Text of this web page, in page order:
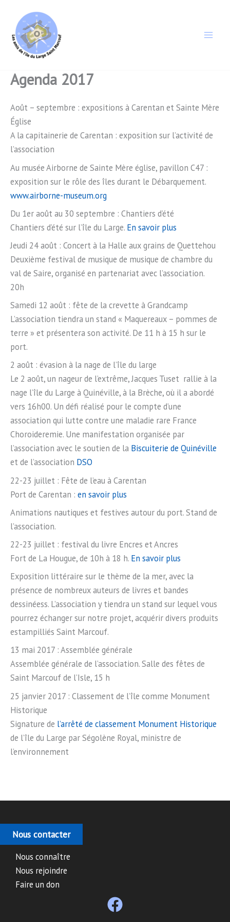
contenu
Agenda 2017
Août – septembre : expositions à Carentan et Sainte Mère
Église
A la capitainerie de Carentan : exposition sur l’activité de
l’association
Au musée Airborne de Sainte Mère église, pavillon C47 :
exposition sur le rôle des îles durant le Débarquement.
www.airborne-museum.org
Du 1er août au 30 septembre : Chantiers d’été
Chantiers d’été sur l’île du Large. En savoir plus
Jeudi 24 août : Concert à la Halle aux grains de Quettehou
Deuxième festival de musique de musique de chambre du
val de Saire, organisé en partenariat avec l’association.
20h
Samedi 12 août : fête de la crevette à Grandcamp
L’association tiendra un stand « Maquereaux – pommes de
terre » et présentera son activité. De 11 h à 15 h sur le
port.
2 août : évasion à la nage de l’île du large
Le 2 août, un nageur de l’extrême, Jacques Tuset rallie à la
nage l’île du Large à Quinéville, à la Brèche, où il a abordé
vers 16h00. Un défi réalisé pour le compte d’une
association qui lutte contre une maladie rare France
Choroideremie. Une manifestation organisée par
l’association avec le soutien de la Biscuiterie de Quinéville
et de l’association DSO
22-23 juillet : Fête de l’eau à Carentan
Port de Carentan : en savoir plus
Animations nautiques et festives autour du port. Stand de
l’association.
22-23 juillet : festival du livre Encres et Ancres
Fort de La Hougue, de 10h à 18 h. En savoir plus
Exposition littéraire sur le thème de la mer, avec la
présence de nombreux auteurs de livres et bandes
dessinéess. L’association y tiendra un stand sur lequel vous
pourrez échanger sur notre projet, acquérir divers produits
estampilliés Saint Marcouf.
13 mai 2017 : Assemblée générale
Assemblée générale de l’association. Salle des fêtes de
Saint Marcouf de l’Isle, 15 h
25 janvier 2017 : Classement de l’île comme Monument
Historique
Signature de l’arrêté de classement Monument Historique
de l’île du Large par Ségolène Royal, ministre de
l’environnement
Nous contacter
Nous connaître
Nous rejoindre
Faire un don